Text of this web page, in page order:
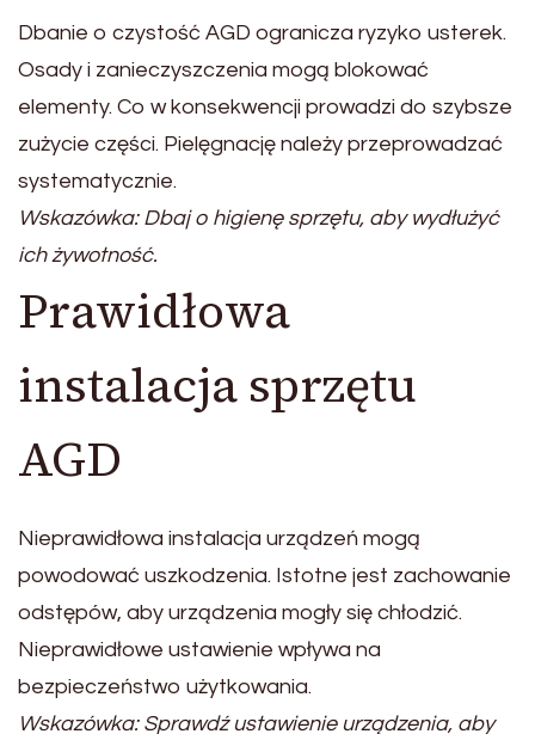
Dbanie o czystość AGD ogranicza ryzyko usterek.
Osady i zanieczyszczenia mogą blokować
elementy. Co w konsekwencji prowadzi do szybsze
zużycie części. Pielęgnację należy przeprowadzać
systematycznie.
Wskazówka: Dbaj o higienę sprzętu, aby wydłużyć
ich żywotność.
Prawidłowa
instalacja sprzętu
AGD
Nieprawidłowa instalacja urządzeń mogą
powodować uszkodzenia. Istotne jest zachowanie
odstępów, aby urządzenia mogły się chłodzić.
Nieprawidłowe ustawienie wpływa na
bezpieczeństwo użytkowania.
Wskazówka: Sprawdź ustawienie urządzenia, aby